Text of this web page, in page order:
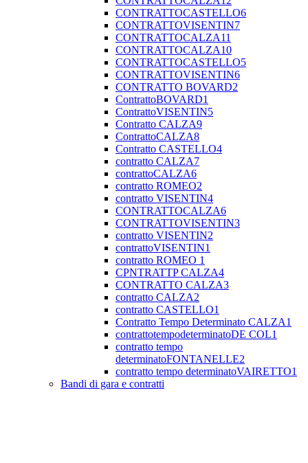
CONTRATTOCASTELLO6
CONTRATTOVISENTIN7
CONTRATTOCALZA11
CONTRATTOCALZA10
CONTRATTOCASTELLO5
CONTRATTOVISENTIN6
CONTRATTO BOVARD2
ContrattoBOVARD1
ContrattoVISENTIN5
Contratto CALZA9
ContrattoCALZA8
Contratto CASTELLO4
contratto CALZA7
contrattoCALZA6
contratto ROMEO2
contratto VISENTIN4
CONTRATTOCALZA6
CONTRATTOVISENTIN3
contratto VISENTIN2
contrattoVISENTIN1
contratto ROMEO 1
CPNTRATTP CALZA4
CONTRATTO CALZA3
contratto CALZA2
contratto CASTELLO1
Contratto Tempo Determinato CALZA1
contrattotempodeterminatoDE COL1
contratto tempo
determinatoFONTANELLE2
contratto tempo determinatoVAIRETTO1
Bandi di gara e contratti